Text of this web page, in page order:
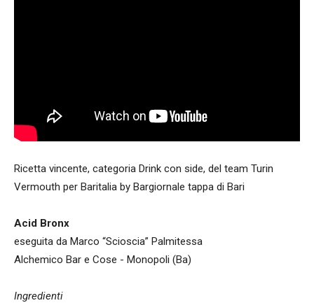
Ricetta vincente, categoria Drink con side, del team Turin
Vermouth per Baritalia by Bargiornale tappa di Bari
Acid Bronx
eseguita da Marco “Scioscia” Palmitessa
Alchemico Bar e Cose - Monopoli (Ba)
Ingredienti